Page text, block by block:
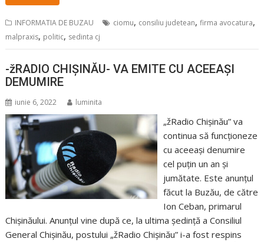
INFORMATIA DE BUZAU ciomu, consiliu judetean,firma avocatura,
malpraxis, politic, sedinta cj
-žRADIO CHIȘINĂU- VA EMITE CU ACEEAȘI
DEMUMIRE
iunie 6, 2022 luminita
„žRadio Chișinău” va
continua să funcționeze
cu aceeași denumire
cel puțin un an și
jumătate. Este anunțul
făcut la Buzău, de către
Ion Ceban, primarul
Chișinăului. Anunțul vine după ce, la ultima ședință a Consiliul
General Chișinău, postului „žRadio Chișinău” i-a fost respins